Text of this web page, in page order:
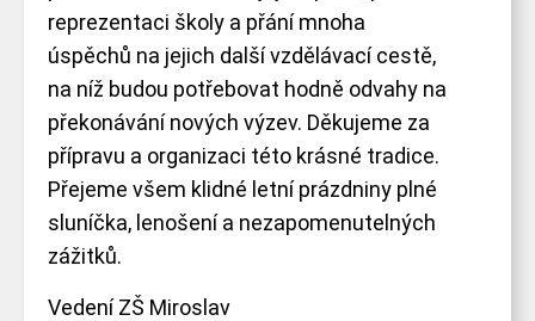
reprezentaci školy a přání mnoha
úspěchů na jejich další vzdělávací cestě,
na níž budou potřebovat hodně odvahy na
překonávání nových výzev. Děkujeme za
přípravu a organizaci této krásné tradice.
Přejeme všem klidné letní prázdniny plné
sluníčka, lenošení a nezapomenutelných
zážitků.
Vedení ZŠ Miroslav